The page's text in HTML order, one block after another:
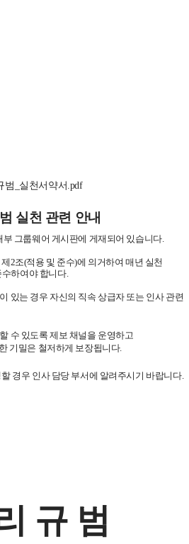
범_실천서약서.pdf
실천 관련 안내
그룹웨어 게시판에 게재되어 있습니다.
2조(적용 및 준수)에 의거하여 매년 실천
하여야 합니다.
있는 경우 자신의 직속 상급자 또는 인사 관련
수 있도록 제보 채널을 운영하고
기밀은 철저하게 보장됩니다.
경우 인사 담당 부서에 알려주시기 바랍니다.
규 범